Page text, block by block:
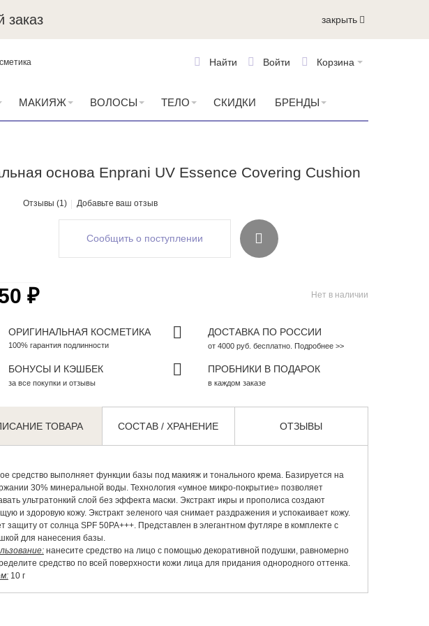
заказ закрыть
Корзина
Войти
Найти
МАКИЯЖ ВОЛОСЫ ТЕЛО СКИДКИ БРЕНДЫ
основа Enprani UV Essence Covering Cushion
Отзывы (1) Добавьте ваш отзыв
Сообщить о поступлении
Нет в наличии
₽
ОРИГИНАЛЬНАЯ КОСМЕТИКА
100% гарантия подлинности
ДОСТАВКА ПО РОССИИ
от 4000 руб. бесплатно. Подробнее >>
БОНУСЫ И КЭШБЕК
за все покупки и отзывы
ПРОБНИКИ В ПОДАРОК
в каждом заказе
ТОВАРА СОСТАВ / ХРАНЕНИЕ ОТЗЫВЫ
средство выполняет функции базы под макияж и тонального крема. Базируется на
30% минеральной воды. Технология «умное микро-покрытие» позволяет
ультратонкий слой без эффекта маски. Экстракт икры и прополиса создают
и здоровую кожу. Экстракт зеленого чая снимает раздражения и успокаивает кожу.
защиту от солнца SPF 50PA+++. Представлен в элегантном футляре в комплекте с
для нанесения базы.
нанесите средство на лицо с помощью декоративной подушки, равномерно
средство по всей поверхности кожи лица для придания однородного оттенка.
10 г